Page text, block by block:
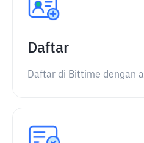
Daftar
Daftar di Bittime dengan